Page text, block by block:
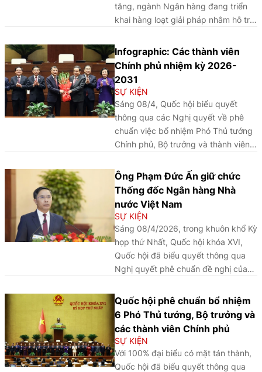
tăng, ngành Ngân hàng đang triển
khai hàng loạt giải pháp nhằm hỗ trợ
đảm an toàn hệ thống tín dụng. Đây
là những nội dung các chuyên gia,
nhà khoa học thảo luận tại Tọa đàm
“Vai trò của ngành Ngân hàng trong
thúc đẩy tăng trưởng kinh tế” do
Thời báo Ngân hàng tổ chức ngày
08/5/2026.
Infographic: Các thành viên
Chính phủ nhiệm kỳ 2026-
2031
SỰ KIỆN
Sáng 08/4, Quốc hội biểu quyết
thông qua các Nghị quyết về phê
chuẩn việc bổ nhiệm Phó Thủ tướng
Chính phủ, Bộ trưởng và thành viên
2031.
Ông Phạm Đức Ấn giữ chức
Thống đốc Ngân hàng Nhà
nước Việt Nam
SỰ KIỆN
Sáng 08/4/2026, trong khuôn khổ Kỳ
họp thứ Nhất, Quốc hội khóa XVI,
Quốc hội đã biểu quyết thông qua
Nghị quyết phê chuẩn đề nghị của
nhiệm các thành viên của Chính phủ
nhiệm kỳ 2026 - 2031, trong đó ông
Phạm Đức Ấn được phê chuẩn giữ
chức Thống đốc Ngân hàng Nhà
nước Việt Nam.
Quốc hội phê chuẩn bổ nhiệm
6 Phó Thủ tướng, Bộ trưởng và
các thành viên Chính phủ
SỰ KIỆN
Với 100% đại biểu có mặt tán thành,
Quốc hội đã biểu quyết thông qua